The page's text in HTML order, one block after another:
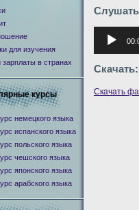
Аудиоплеер
Скачать:
Скачать
для изучения
в странах
курсы
немецкого языка
испанского языка
польского языка
чешского языка
японского языка
арабского языка